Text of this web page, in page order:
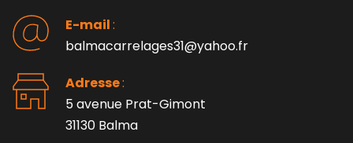
E-mail :
balmacarrelages31@yahoo.fr
Adresse :
5 avenue Prat-Gimont
31130 Balma